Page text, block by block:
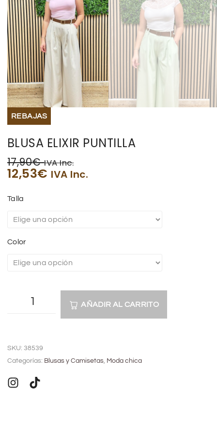
REBAJAS
BLUSA ELIXIR PUNTILLA
17,90€ IVA Inc.
12,53€ IVA Inc.
Talla
Color
AÑADIR AL CARRITO
t
e
r
SKU: 38539
Categorías: Blusas y Camisetas, Moda chica